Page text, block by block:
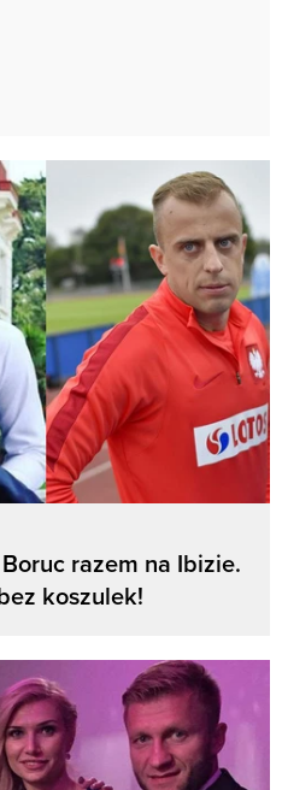
razem na Ibizie.
koszulek!